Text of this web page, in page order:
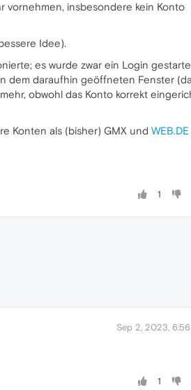
vornehmen, insbesondere kein Konto
Idee).
es wurde zwar ein Login
dem daraufhin geöffneten Fenster
obwohl das Konto korrekt
Konten als (bisher) GMX und WEB.DE
1
Sep 2, 2023,
1